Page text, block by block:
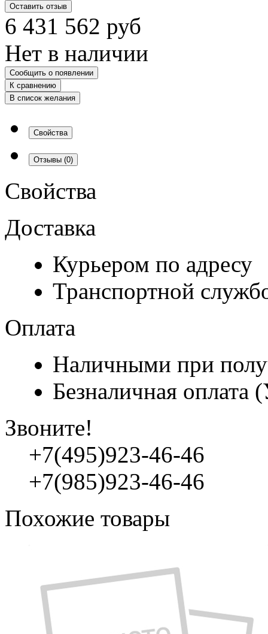
Оставить отзыв
6 431 562 руб
Нет в наличии
Сообщить о появлении
К сравнению
В список желания
Свойства
Отзывы (0)
Свойства
Доставка
Курьером по адресу
Транспортной
Оплата
Наличными при
Безналичная
Звоните!
+7(495)923-46-46
+7(985)923-46-46
Похожие товары